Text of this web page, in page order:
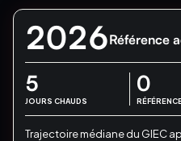
2026Référence
5
JOURS CHAUDS
0
Trajectoire médiane du GIEC